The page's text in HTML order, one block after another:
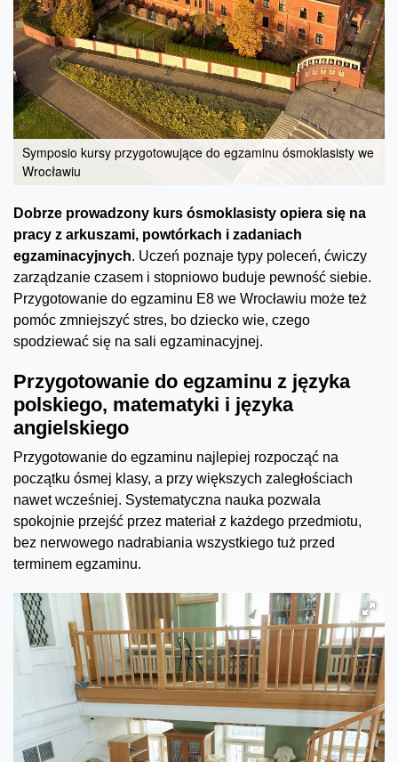
Symposio kursy przygotowujące do egzaminu ósmoklasisty we
Wrocławiu
Dobrze prowadzony kurs ósmoklasisty opiera się na
pracy z arkuszami, powtórkach i zadaniach
egzaminacyjnych. Uczeń poznaje typy poleceń, ćwiczy
zarządzanie czasem i stopniowo buduje pewność siebie.
Przygotowanie do egzaminu E8 we Wrocławiu może też
pomóc zmniejszyć stres, bo dziecko wie, czego
spodziewać się na sali egzaminacyjnej.
Przygotowanie do egzaminu z języka
polskiego, matematyki i języka
angielskiego
Przygotowanie do egzaminu najlepiej rozpocząć na
początku ósmej klasy, a przy większych zaległościach
nawet wcześniej. Systematyczna nauka pozwala
spokojnie przejść przez materiał z każdego przedmiotu,
bez nerwowego nadrabiania wszystkiego tuż przed
terminem egzaminu.